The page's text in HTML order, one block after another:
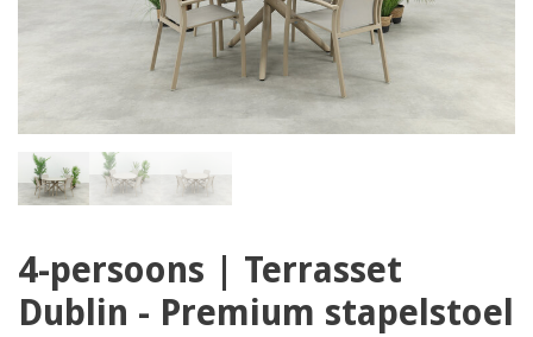
4-persoons | Terrasset
Dublin - Premium stapelstoel